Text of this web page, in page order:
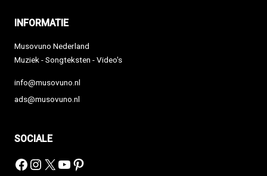
INFORMATIE
Musovuno Nederland
Muziek - Songteksten - Video's
info@musovuno.nl
ads@musovuno.nl
SOCIALE
Facebook
Instagram
X YouTube
Pinterest